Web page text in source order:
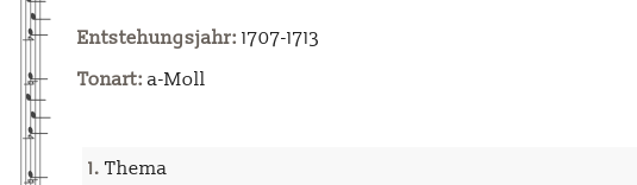
Entstehungsjahr: 1707-1713
Tonart: a-Moll
1. Thema